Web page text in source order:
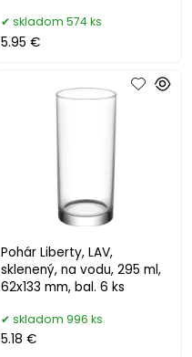
skladom 574 ks
5.95 €
Pohár Liberty, LAV,
sklenený, na vodu, 295 ml,
62x133 mm, bal. 6 ks
skladom 996 ks
5.18 €